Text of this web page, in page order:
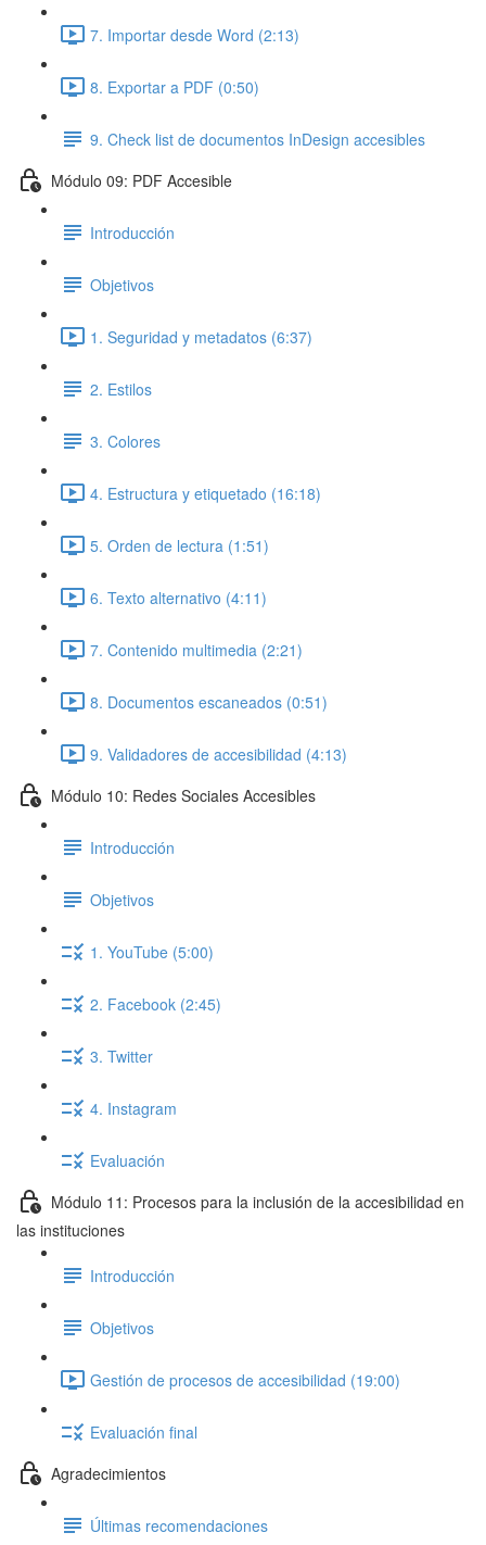
7. Importar desde Word (2:13)
8. Exportar a PDF (0:50)
9. Check list de documentos InDesign accesibles
Módulo 09: PDF Accesible
Introducción
Objetivos
1. Seguridad y metadatos (6:37)
2. Estilos
3. Colores
4. Estructura y etiquetado (16:18)
5. Orden de lectura (1:51)
6. Texto alternativo (4:11)
7. Contenido multimedia (2:21)
8. Documentos escaneados (0:51)
9. Validadores de accesibilidad (4:13)
Módulo 10: Redes Sociales Accesibles
Introducción
Objetivos
1. YouTube (5:00)
2. Facebook (2:45)
3. Twitter
4. Instagram
Evaluación
Módulo 11: Procesos para la inclusión de la accesibilidad en
las instituciones
Introducción
Objetivos
Gestión de procesos de accesibilidad (19:00)
Evaluación final
Agradecimientos
Últimas recomendaciones